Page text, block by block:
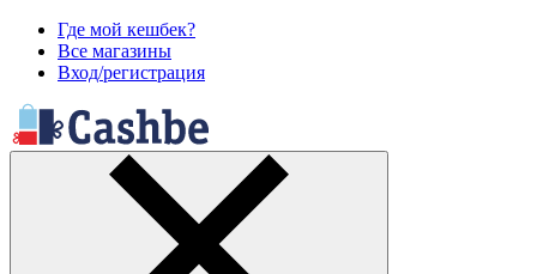
Где мой кешбек?
Все магазины
Вход/регистрация